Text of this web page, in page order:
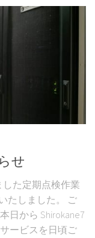
せ
した定期点検作業
たしました。 ご
日から Shirokane7
ービスを日頃ご